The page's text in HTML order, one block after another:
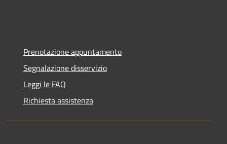
Prenotazione appuntamento
Segnalazione disservizio
Leggi le FAQ
Richiesta assistenza